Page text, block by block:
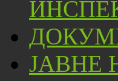
ЈАВНЕ